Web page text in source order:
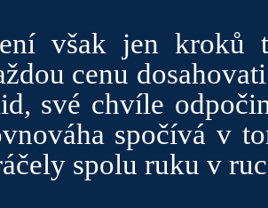
však jen kroků
cenu
své chvíle
spočívá v
spolu ruku v